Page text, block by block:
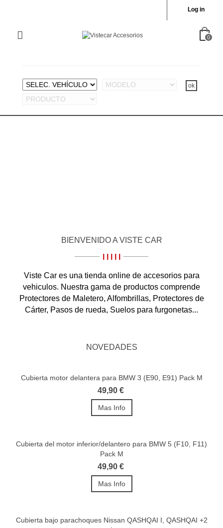
Log in
0
BIENVENIDO A VISTE CAR
Viste Car es una tienda online de accesorios para
vehiculos. Nuestra gama de productos comprende
Protectores de Maletero, Alfombrillas, Protectores de
Cárter, Pasos de rueda, Suelos para furgonetas...
NOVEDADES
Cubierta motor delantera para BMW 3 (E90, E91) Pack M
49,90 €
Mas Info
Cubierta del motor inferior/delantero para BMW 5 (F10, F11)
Pack M
49,90 €
Mas Info
Cubierta bajo parachoques Nissan QASHQAI I, QASHQAI +2